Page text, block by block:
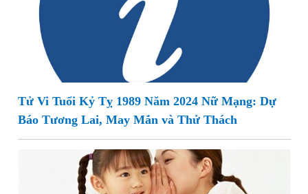
Tử Vi Tuổi Kỷ Tỵ 1989 Năm 2024 Nữ Mạng: Dự
Báo Tương Lai, May Mắn và Thử Thách